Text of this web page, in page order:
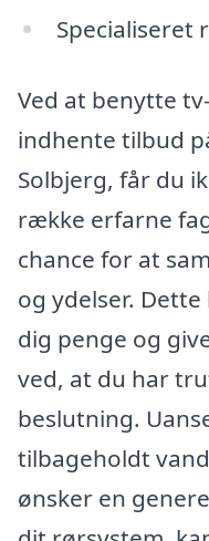
Specialiseret
Ved at benytte
indhente tilbud
Solbjerg, får du
række erfarne
chance for at
og ydelser.
dig penge og
ved, at du har
beslutning.
tilbageholdt
ønsker en